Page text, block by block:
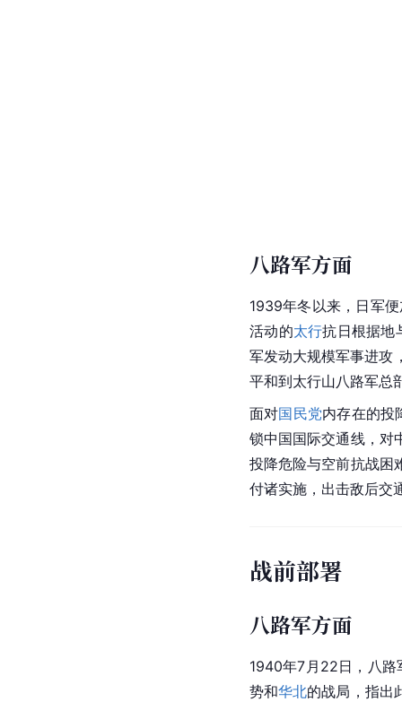
八路军方面
1939年冬以来，日军
活动的太行抗日根据地
军发动大规模军事进攻
平和到太行山八路军总
面对国民党内存在的投
锁中国国际交通线，对
投降危险与空前抗战困
付诸实施，出击敌后交
战前部署
八路军方面
1940年7月22日，八路
势和华北的战局，指出